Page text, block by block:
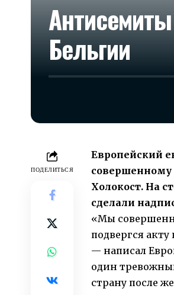
Бельгии
ПОДЕЛИТЬСЯ
Европейский
совершенному
Холокост. На
сделали
«Мы
подвергся
— написал
один
страну после